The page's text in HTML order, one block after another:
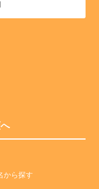
から探す